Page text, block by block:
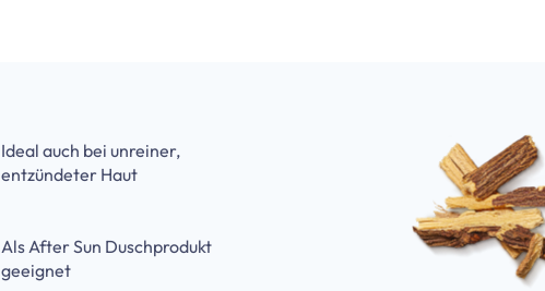
Ideal auch bei unreiner,
entzündeter Haut
Als After Sun Duschprodukt
geeignet